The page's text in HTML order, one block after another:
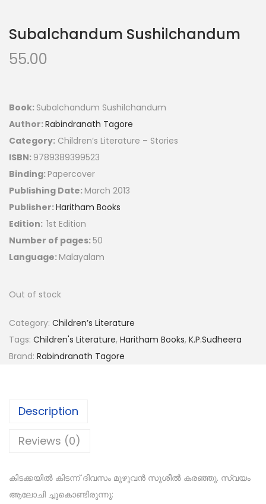
Subalchandum Sushilchandum
55.00
Book: Subalchandum Sushilchandum
Author:Rabindranath Tagore
Category: Children’s Literature – Stories
ISBN: 9789389399523
Binding: Papercover
Publishing Date: March 2013
Publisher:Haritham Books
Edition: 1st Edition
Number of pages:50
Language: Malayalam
Out of stock
Category: Children’s Literature
Tags: Children's Literature, Haritham Books, K.P.Sudheera
Brand: Rabindranath Tagore
Description
Reviews (0)
കിടക്കയിൽ കിടന്ന് ദിവസം മുഴുവൻ സുശീൽ കരഞ്ഞു. സ്വയം
ആലോചി ച്ചുകൊണ്ടിരുന്നു: